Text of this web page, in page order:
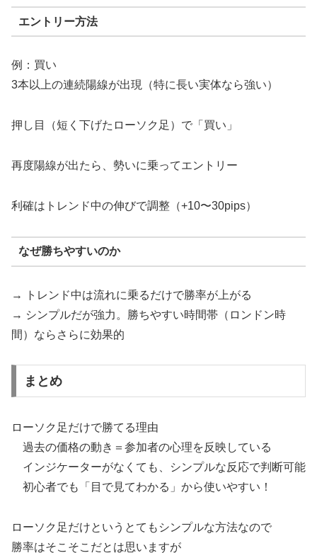
エントリー方法
例：買い
3本以上の連続陽線が出現（特に長い実体なら強い）
押し目（短く下げたローソク足）で「買い」
再度陽線が出たら、勢いに乗ってエントリー
利確はトレンド中の伸びで調整（+10〜30pips）
なぜ勝ちやすいのか
→ トレンド中は流れに乗るだけで勝率が上がる
→ シンプルだが強力。勝ちやすい時間帯（ロンドン時
間）ならさらに効果的
まとめ
ローソク足だけで勝てる理由
過去の価格の動き＝参加者の心理を反映している
インジケーターがなくても、シンプルな反応で判断可能
初心者でも「目で見てわかる」から使いやすい！
ローソク足だけというとてもシンプルな方法なので
勝率はそこそこだとは思いますが